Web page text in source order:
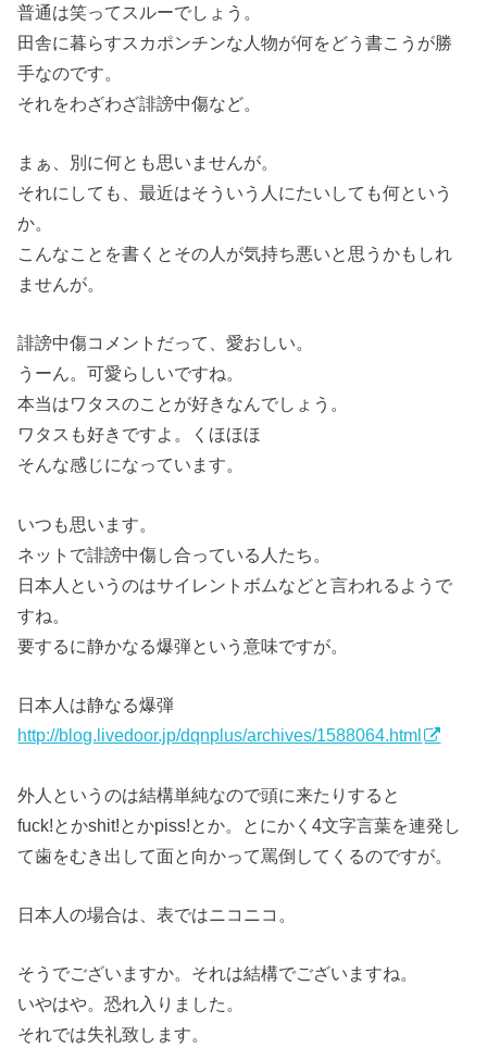
普通は笑ってスルーでしょう。
田舎に暮らすスカポンチンな人物が何をどう書こうが勝
手なのです。
それをわざわざ誹謗中傷など。
まぁ、別に何とも思いませんが。
それにしても、最近はそういう人にたいしても何という
か。
こんなことを書くとその人が気持ち悪いと思うかもしれ
ませんが。
誹謗中傷コメントだって、愛おしい。
うーん。可愛らしいですね。
本当はワタスのことが好きなんでしょう。
ワタスも好きですよ。くほほほ
そんな感じになっています。
いつも思います。
ネットで誹謗中傷し合っている人たち。
日本人というのはサイレントボムなどと言われるようで
すね。
要するに静かなる爆弾という意味ですが。
日本人は静なる爆弾
http://blog.livedoor.jp/dqnplus/archives/1588064.html
外人というのは結構単純なので頭に来たりすると
fuck!とかshit!とかpiss!とか。とにかく4文字言葉を連発し
て歯をむき出して面と向かって罵倒してくるのですが。
日本人の場合は、表ではニコニコ。
そうでございますか。それは結構でございますね。
いやはや。恐れ入りました。
それでは失礼致します。